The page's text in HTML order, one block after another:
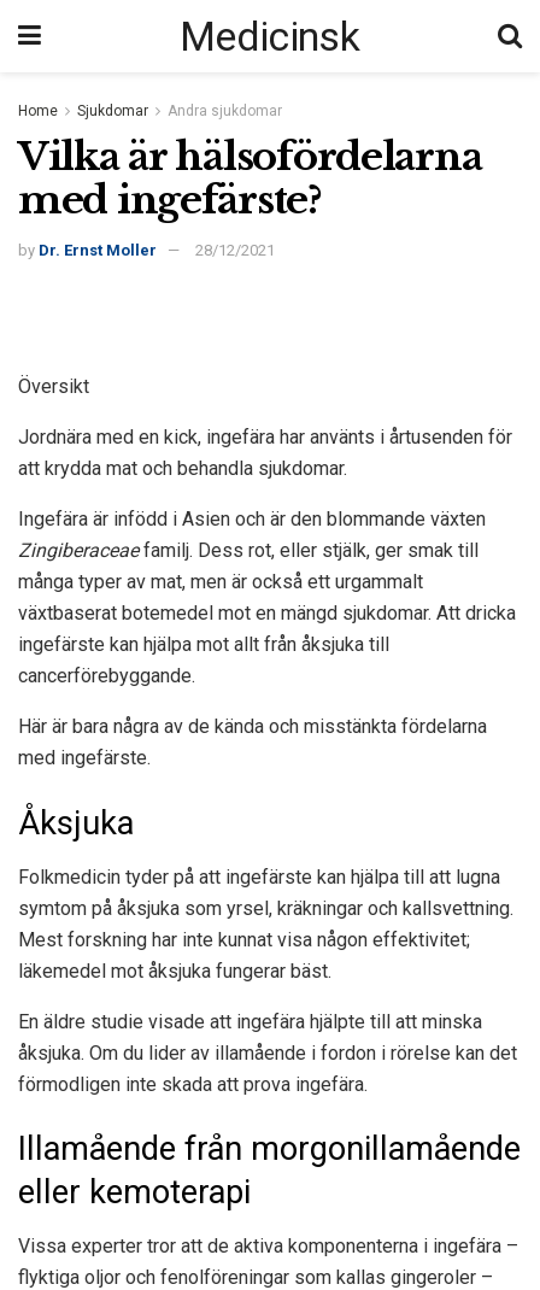
Medicinsk
Home Sjukdomar Andra sjukdomar
Vilka är hälsofördelarna
med ingefärste?
by Dr. Ernst Moller 28/12/2021
Översikt
Jordnära med en kick, ingefära har använts i årtusenden för
att krydda mat och behandla sjukdomar.
Ingefära är infödd i Asien och är den blommande växten
Zingiberaceaefamilj. Dess rot, eller stjälk, ger smak till
många typer av mat, men är också ett urgammalt
växtbaserat botemedel mot en mängd sjukdomar. Att dricka
ingefärste kan hjälpa mot allt från åksjuka till
cancerförebyggande.
Här är bara några av de kända och misstänkta fördelarna
med ingefärste.
Åksjuka
Folkmedicin tyder på att ingefärste kan hjälpa till att lugna
symtom på åksjuka som yrsel, kräkningar och kallsvettning.
Mest forskning har inte kunnat visa någon effektivitet;
läkemedel mot åksjuka fungerar bäst.
En äldre studie visade att ingefära hjälpte till att minska
åksjuka. Om du lider av illamående i fordon i rörelse kan det
förmodligen inte skada att prova ingefära.
Illamående från morgonillamående
eller kemoterapi
Vissa experter tror att de aktiva komponenterna i ingefära –
flyktiga oljor och fenolföreningar som kallas gingeroler –